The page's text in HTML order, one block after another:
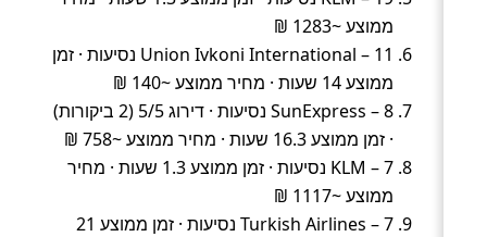
ממוצע ~1283 ₪
Union Ivkoni International – 11 נסיעות · זמן
ממוצע 14 שעות · מחיר ממוצע ~140 ₪
SunExpress – 8 נסיעות · דירוג 5/5 (2 ביקורות)
· זמן ממוצע 16.3 שעות · מחיר ממוצע ~758 ₪
KLM – 7 נסיעות · זמן ממוצע 1.3 שעות · מחיר
ממוצע ~1117 ₪
Turkish Airlines – 7 נסיעות · זמן ממוצע 21